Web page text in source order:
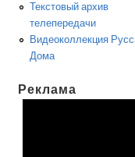
Текстовый архив
телепередачи
Видеоколлекция
Дома
Реклама